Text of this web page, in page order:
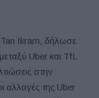
Ikram, δήλωσε
Uber και TfL
στην
αλλαγές της Uber